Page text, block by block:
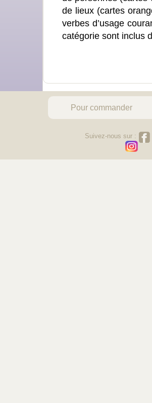
de lieux (cartes
verbes d’usage
catégorie sont inclus
Pour commander
Suivez-nous sur :